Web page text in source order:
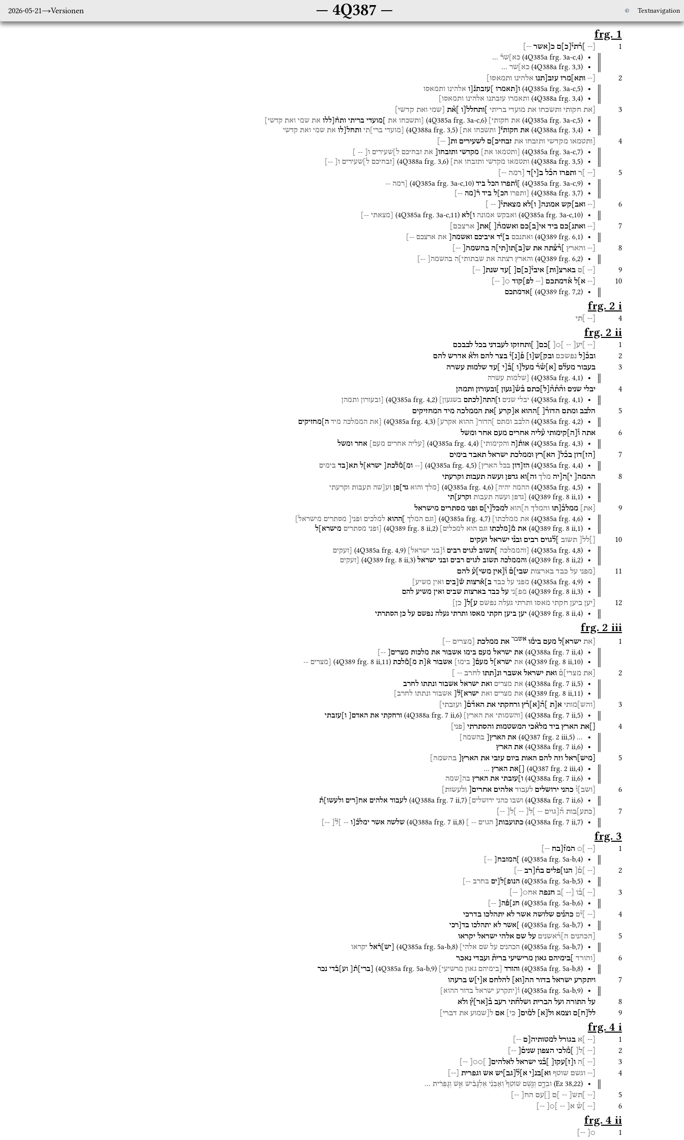
2026-05-21 Versionen 4Q387 © Textnavigation
frg. 1
1
[-- ]ר֯תי֯ כ ם כ[אשר --]
(4Q385a frg. 3a-c,4) כא]שר֯ …
(4Q388a frg. 3,3) כא]שר …
2
[-- ותא]מרו עזב[תנו אלהינו ותמאסו]
(4Q385a frg. 3a-c,5) ו[תאמרו ]עזבתנ֯[ו אלהינו ותמאסו
(4Q388a frg. 3,4) ותאמרו עזבתנו אלהינו ותמאסו]
3 [את חקותי ותשכחו את מועדי בריתי ]ותחלל[ו ]א֯ת [שמי ואת קדשי]
(4Q385a frg. 3a-c,5) את חקותי] (4Q385a frg. 3a-c,6) [ותשכחו את ]מועדי בריתי ותח֯[ללו את שמי ואת קדשי]
(4Q388a frg. 3,4) את חקותי֯[ ותשכחו את] (4Q388a frg. 3,5) [מועדי ברי]תי ותחל[לו את שמי ואת קדשי
4 [ותטמאו מקדשי ותזבחו את זבחיכ]ם לשעירים ות[ --]
(4Q385a frg. 3a-c,7) [ותטמאו את] מקדשי ותזבחו[ את זבחיכם ל]שעירים ו --
(4Q388a frg. 3,5) ותטמאו מקדשי ותזבחו את] (4Q388a frg. 3,6) [זבחיכם ל]שעירים ו --
5
[-- ]ר ותפרו הכ֯ל ב י ד [רמה --]
(4Q385a frg. 3a-c,9) ]ו֯תפרו הכל ביד (4Q385a frg. 3a-c,10) [רמה --
(4Q388a frg. 3,7) [ותפרו הכ]ל ביד ר֯[מה --]
6
[-- ואב]קש אמונה[ ו]לא מצאתי֯[ -- ]
(4Q385a frg. 3a-c,10) ואבקש אמונה ו]לא (4Q385a frg. 3a-c,11) [מצאתי --]
7
[-- ואתנ]כם ביד אי ב כם ואשמה֯[ ]את[ ארצכם]
(4Q389 frg. 6,1) ואתנכם ב]י֯ד איביכם ואשמה[ את ארצכם --]
8
[-- והארץ ]ר֯צ֯תה את ש ב תו תי ה בהשמה[ --]
(4Q389 frg. 6,2) והארץ רצתה את שבתותי]ה בהשמה[ --]
9
[-- ]ם בארצ ות איבי֯ כ ם[ ]עד שנת[ --]
10
[-- א]ל א֯דמתכם [-- לפ]קוד ○[
--]
(4Q389 frg. 7,2) ]אדמתכם
frg. 2 i
4
[-- ]תי
frg. 2 ii
1
[-- ]יע[ --
]○[ ]כם[ ]ותחזקו לעבדני בכל לבבכם
2 ובכ֯[ל נפשכם ובק]ש ו פ֯ נ י֯ בצר להם ולא֯ אדרש להם
3 בעבור מעל֯ם א ש֯ר֯ מעל[ו ]ב֯[י ]עד שלמות עשרה
(4Q385a frg. 4,1) [שלמות עשרה
4 יבלי שנים וה֯ת֯ה֯ ל כתם ב֯ש֯[געון ]ובעורון ותמהן
(4Q385a frg. 4,1) יבלי שנים ו]התה[לכתם בשגעון] (4Q385a frg. 4,2) [ובעורון ותמהן
5 הלבב ומתם הדור֯[ ]ההוא א[קרע ]את הממלכה מיד המחזיקים
(4Q385a frg. 4,2) הלבב ומתם ]הדור[ ההוא אקרע] (4Q385a frg. 4,3) [את הממלכה מיד ה]מחזיקים
6 אתה ו֯ ה קימותי ע֯ליה אחרים מעם אחר ומשל
(4Q385a frg. 4,3) אות֯[ה והקימותי] (4Q385a frg. 4,4) [עליה אחרים מעם] אחר ומשל
7 הז דון בכ֯ל[ הא]רץ וממלכת ישראל תאבד בימים
(4Q385a frg. 4,4) הז[דון בכל הארץ] (4Q385a frg. 4,5)
[-- ומ]מ֯ל֯כת[ ישרא]ל תא[בד בימים
8 ההמה[ י]ה[יה מלך וה]וא גדפן ועשה תעבות וקרעתי
(4Q385a frg. 4,5) ההמה יהיה] (4Q385a frg. 4,6) [מלך והוא גד]פן וע[שה תעבות וקרעתי
(4Q389 frg. 8 ii,1) [גדפן ועשה תעבות וקרע]תי
9 את ממלכ֯[תו והמלך ה]הוא למכל י ם ופני מסתרים מישראל
(4Q385a frg. 4,6) את ממלכתו] (4Q385a frg. 4,7) [וגם המלך ]ההוא למלכים ופני[ מסתרים מישראל]
(4Q389 frg. 8 ii,1) את מ֯[מלכתו וגם הוא למכלים] (4Q389 frg. 8 ii,2) [ופני מסתרים מישרא]ל
10 []לל[ תשוב ]ל֯גוים רבים ובנ֯י ישראל זעקים
(4Q385a frg. 4,8) [והממלכה ]תשוב לגוים רבים ו֯[בני ישראל] (4Q385a frg. 4,9) [זעקים
(4Q389 frg. 8 ii,2) והממלכה תשוב לגוים רבים ובני ישראל (4Q389 frg. 8 ii,3) [זעקים
11 [מפני על כבד בארצות שבי]ם֯ ו֯[אין משי]ע֯ להם
(4Q385a frg. 4,9) מפני על כבד ב]א֯רצות ש֯[בים ואין משיע]
(4Q389 frg. 8 ii,3) מפ]ני על כבד בארצות שבים ואין משיע להם
12 [יען ביען חקתי מאסו ותרתי געלה נפשם ע]ל[ כן]
(4Q389 frg. 8 ii,4) יען ביען חקתי מאסו ותרתי געלה נפשם על כן הסתרתי
frg. 2 iii
1 [את ישרא]ל מעם בימ֯ו אשבר את ממלכת [מצרים --]
(4Q388a frg. 7 ii,4) את ישראל מעם בימו אשבור את מלכות מצרים[ --]
(4Q389 frg. 8 ii,10) את ישרא]ל מעם֯[ בימו] אשבור א֯[ת מ]מ֯לכת (4Q389 frg. 8 ii,11) [מצרים --
2 [את מצרי]ם֯ ואת ישראל אשבר ונ[תתו לחרב -- ]
(4Q388a frg. 7 ii,5) את מצרים ואת ישראל אשבור ונתתו לחרב
(4Q389 frg. 8 ii,11) את מצרים ואת ישרא]ל֯[ אשבור ונתתו לחרב]
3 והש מותי א[ת ]ה֯ א ר֯ץ ורחקתי את האד֯ם֯[ ועזבתי]
(4Q388a frg. 7 ii,5) [והשמותי את הארץ] (4Q388a frg. 7 ii,6) ורחקתי את האדם[ ו]עזבתי
4 []את הארץ ביד מלא֯כי המשטמות והסתרתי פני
…
(4Q387 frg. 2 iii,5) את הארץ[ בהשמה]
(4Q388a frg. 7 ii,6) את הארץ
5 מיש ראל וזה להם האות ביום עזבי את הארץ[ בהשמה]
(4Q387 frg. 2 iii,4) []את הארץ …
(4Q388a frg. 7 ii,6) ו]עזבתי את הארץ בה[שמה
6 ושב ו֯ כהני ירושלים לעבוד אלהים אחרים[ ולעשות]
(4Q388a frg. 7 ii,6) ושבו כהני ירושלים] (4Q388a frg. 7 ii,7) לעבוד אלהים אח[רים ולעשו]ת֯
7 כתע בות ה֯[גוים -- ]ל[ -- ]ל[ --]
(4Q388a frg. 7 ii,7) כתועבות[ הגוים -- ]
(4Q388a frg. 7 ii,8) שלשה אשר ימלכ֯[ו -- ]ל֯[ --]
frg. 3
1
[--
]○ המז֯[בח --]
(4Q385a frg. 5a-b,4) ]המזבח[ --]
2
[-- ]ם֯[ הנו]פלים בח֯[רב --]
(4Q385a frg. 5a-b,5) הנופ]ל[ים בחרב --]
3
[-- ]ב֯ו [-- ]ב חנפה אח○[ --]
(4Q385a frg. 5a-b,6) חנ]פ֯ה[ --]
4
[-- ]י֯ם כהנ֯ים שלושה אשר לא יתהלכו בדרכי
(4Q385a frg. 5a-b,7) ]אשר לא יתהלכו בד[רכי
5 [הכהנים ה]ר֯אשנים על שם אלהי ישראל יקראו
(4Q385a frg. 5a-b,7) הכהנים על שם אלהי] (4Q385a frg. 5a-b,8) יש ר֯אל יקראו
6 [והורד ]בימיהם גאון מרישיעי ברית֯ ועבדי נאכר
(4Q385a frg. 5a-b,8) והורד [בימיהם גאון מרשיעי] (4Q385a frg. 5a-b,9) ברי ת֯[ וע]ב֯די נכר
7 ויתקרע ישראל בדור הה וא להלחם א י ש ברעהו
(4Q385a frg. 5a-b,9) ו֯[יתקרע ישראל בדור ההוא]
8 על התורה ועל הברית ושלח֯תי רעב ב֯ אר ץ֯ ולא
9 לל ח ם וצמא ול א למ֯ים[ כי] אם ל[שמוע את דברי]
frg. 4 i
1
[-- ]א בגורל למטותיה[ם --]
2
[-- ]ל[ ]מ֯לכי הצפון שנים֯[ --]
3
[-- ]ה ו ז עקו[ ]ב֯ני ישראל לאלהים[ ]○○[
--]
4
[-- וגשם שוטף וא]בנ[י א]ל֯ גב יש אש וגפרית --
(Ez 38,22) וּבְדָ֑ם וְגֶ֣שֶׁם שׁוֹטֵף֩ וְאַבְנֵ֨י אֶלְגָּבִ֜ישׁ אֵ֣שׁ וְגָפְרִ֗ית …
5
[-- ]תש[ -- ]ם []עם הח[ --]
6
[-- ]ש֯ א[ --
]○[
--]
frg. 4 ii
1
○[
--]